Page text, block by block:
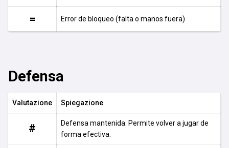
= Error de bloqueo (falta o manos fuera)
Defensa
Valutazione Spiegazione
#
Defensa mantenida. Permite volver a jugar de
forma efectiva.